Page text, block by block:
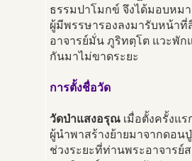
ธรรมปาโมกข์ จึงได้มอบหม
ผู้มีพรรษารองลงมารับหน้าที่
อาจารย์มั่น ภูริทตฺโต แวะพั
กันมาไม่ขาดระยะ
การตั้งชื่อวัด
วัดป่าแสงอรุณ เมื่อตั้งครั้งแร
ผู้นำพาสร้างย้ายมาจากดอ
ช่วงระยะที่ท่านพระอาจารย์